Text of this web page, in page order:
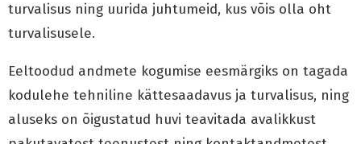
turvalisus ning uurida juhtumeid, kus võis olla oht
turvalisusele.
Eeltoodud andmete kogumise eesmärgiks on tagada
kodulehe tehniline kättesaadavus ja turvalisus, ning
aluseks on õigustatud huvi teavitada avalikkust